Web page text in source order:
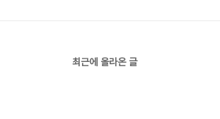
최근에 올라온 글